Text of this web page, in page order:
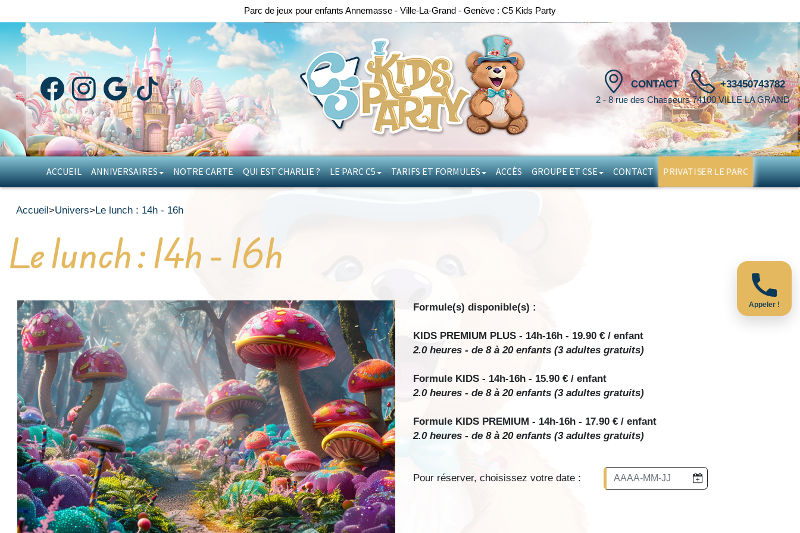
Parc de jeux pour enfants Annemasse - Ville-La-Grand - Genève : C5 Kids Party
CONTACT +33450743782
2 - 8 rue des Chasseurs 74100 VILLE LA GRAND
ACCUEIL ANNIVERSAIRES NOTRE CARTE QUI EST CHARLIE ? LE PARC C5 TARIFS ET FORMULES ACCÈS GROUPE ET CSE CONTACT PRIVATISER LE PARC
Accueil>Univers>Le lunch : 14h - 16h
Le lunch : 14h - 16h
Formule(s) disponible(s) :
KIDS PREMIUM PLUS - 14h-16h - 19.90 € / enfant
2.0 heures - de 8 à 20 enfants (3 adultes gratuits)
Formule KIDS - 14h-16h - 15.90 € / enfant
2.0 heures - de 8 à 20 enfants (3 adultes gratuits)
Formule KIDS PREMIUM - 14h-16h - 17.90 € / enfant
2.0 heures - de 8 à 20 enfants (3 adultes gratuits)
Pour réserver, choisissez votre date :
Appeler !